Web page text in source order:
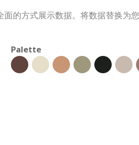
的方式展示数据。将数据替换为
Palette